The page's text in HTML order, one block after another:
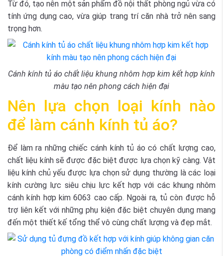
Từ đó, tạo nên một sản phẩm đồ nội thất phòng ngủ vừa có
tính ứng dụng cao, vừa giúp trang trí căn nhà trở nên sang
trọng hơn.
Cánh kính tủ áo chất liệu khung nhôm hợp kim kết hợp kính
màu tạo nên phong cách hiện đại
Nên lựa chọn loại kính nào
để làm cánh kính tủ áo?
Để làm ra những chiếc cánh kính tủ áo có chất lượng cao,
chất liệu kính sẽ được đặc biệt được lựa chọn kỹ càng. Vật
liệu kính chủ yếu được lựa chọn sử dụng thường là các loại
kính cường lực siêu chịu lực kết hợp với các khung nhôm
cánh kính hợp kim 6063 cao cấp. Ngoài ra, tủ còn được hỗ
trợ liên kết với những phụ kiện đặc biệt chuyên dụng mang
đến một thiết kế tổng thể vô cùng chất lượng và đẹp mắt.